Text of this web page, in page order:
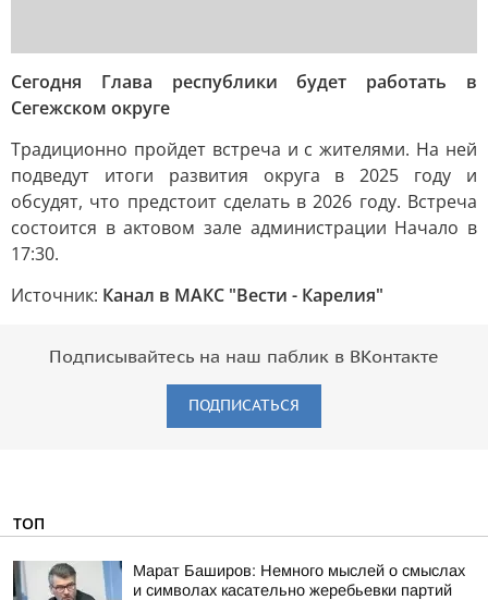
Сегодня Глава республики будет работать в
Сегежском округе
Традиционно пройдет встреча и с жителями. На ней
подведут итоги развития округа в 2025 году и
обсудят, что предстоит сделать в 2026 году. Встреча
состоится в актовом зале администрации Начало в
17:30.
Источник: Канал в МАКС "Вести - Карелия"
Подписывайтесь на наш паблик в ВКонтакте
ПОДПИСАТЬСЯ
ТОП
Марат Баширов: Немного мыслей о смыслах
и символах касательно жеребьевки партий